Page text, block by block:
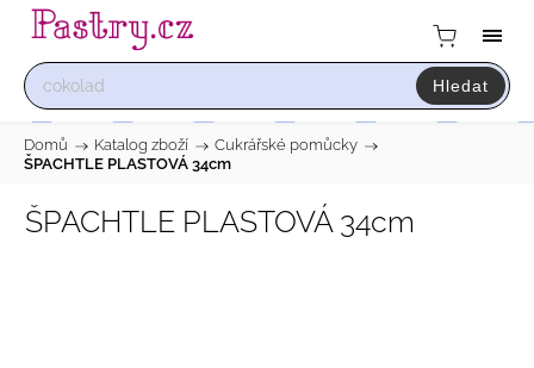
Hledat
Domů / Katalog zboží / Cukrářské pomůcky /
ŠPACHTLE PLASTOVÁ 34cm
ŠPACHTLE PLASTOVÁ 34cm